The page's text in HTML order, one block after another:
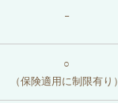
–
○
（保険適用に制限有り）